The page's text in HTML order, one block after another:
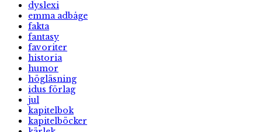
dyslexi
emma adbåge
fakta
fantasy
favoriter
historia
humor
högläsning
idus förlag
jul
kapitelbok
kapitelböcker